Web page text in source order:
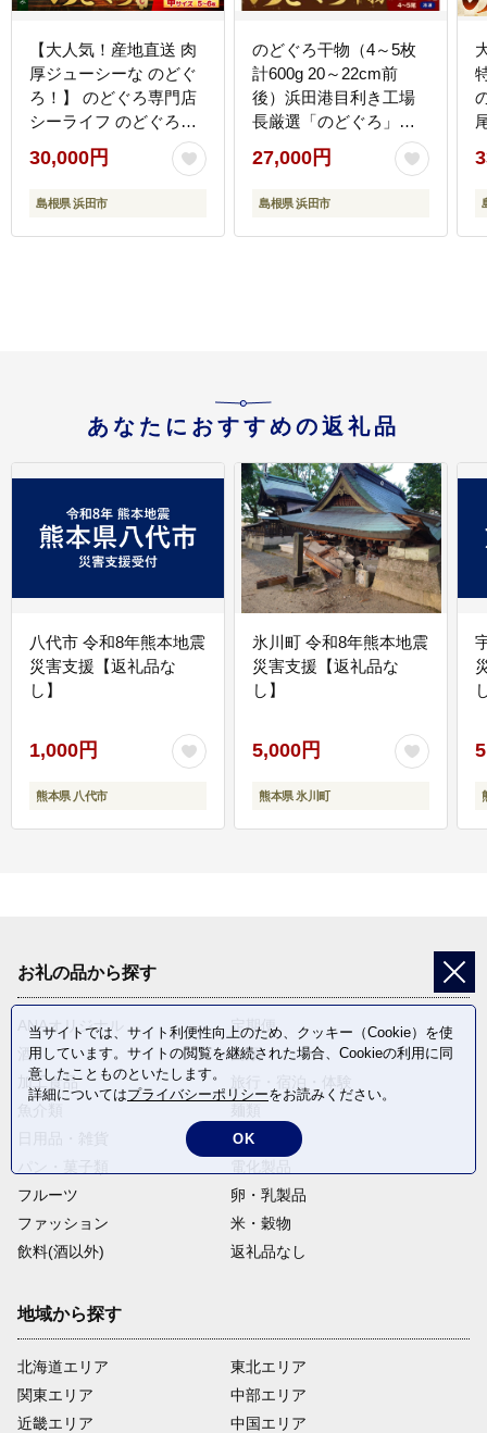
【大人気！産地直送 肉
厚ジューシーな のどぐ
ろ！】 のどぐろ専門店
シーライフ のどぐろ一
夜干し5～6枚で計
800g「大人気セット」
干物 一夜干し 手頃 小分
プレゼント
30,000円
島根県 浜田市
のどぐろ干物（4～5枚
計600g 20～22cm前
後）浜田港目利き工場
長厳選「のどぐろ」河
野乾魚店 魚 干物 干もの
乾物 一夜干し のどぐろ
セット 厳選 冷凍 個包装
27,000円
島根県 浜田市
あなたにおすすめの返礼品
八代市 令和8年熊本地震
災害支援【返礼品な
し】
1,000円
熊本県 八代市
氷川町 令和8年熊本地震
災害支援【返礼品な
し】
5,000円
熊本県 氷川町
お礼の品から探す
ANAオリジナル
定期便
酒
肉類
加工食品
野菜
フルーツ
卵・乳製品
ファッション
米・穀物
飲料(酒以外)
返礼品なし
地域から探す
北海道エリア
関東エリア
近畿エリア
東北エリア
中部エリア
中国エリア
当サイトでは、サイト利便性向上のため、クッキー（Cookie）を使
用しています。サイトの閲覧を継続された場合、Cookieの利用に同
意したことものといたします。
詳細についてはプライバシーポリシーをお読みください。
OK